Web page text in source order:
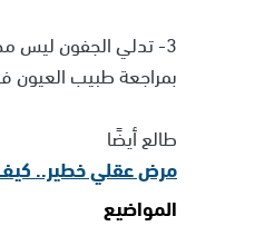
3- تدلي الجفون ليس
بمراجعة طبيب العيون
طالع أيضًا
مرض عقلي خطير..
المواضيع